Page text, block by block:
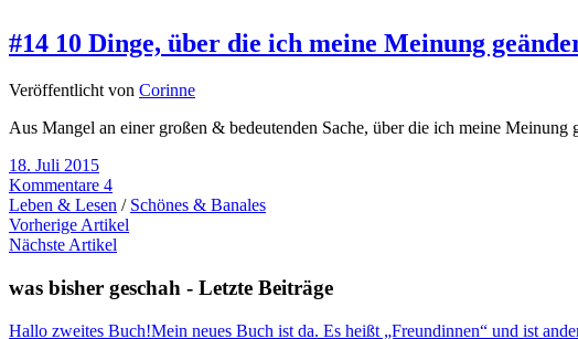
#14 10 Dinge, über die ich meine Meinung
Veröffentlicht von Corinne
Aus Mangel an einer großen & bedeutenden Sache, über die ich meine
18. Juli 2015
Kommentare 4
Leben & Lesen / Schönes & Banales
Vorherige Artikel
Nächste Artikel
was bisher geschah - Letzte Beiträge
Hallo zweites Buch!Mein neues Buch ist da. Es heißt „Freundinnen“ und ist